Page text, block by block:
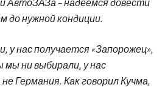
АвтоЗАЗа – надеемся довести
до нужной кондиции.
у нас получается «Запорожец»,
мы ни выбирали, у нас
Германия. Как говорил Кучма,